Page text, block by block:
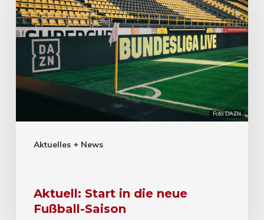
Foto: DAZN
Aktuelles + News
Aktuell: Start in die neue
Fußball-Saison